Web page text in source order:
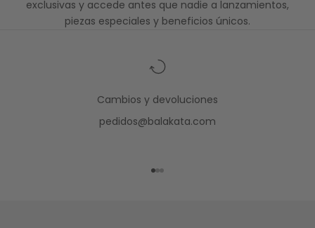
exclusivas y accede antes que nadie a lanzamientos,
piezas especiales y beneficios únicos.
Cambios y devoluciones
pedidos@balakata.com
Ir al artículo 1
Ir al artículo 2
Ir al artículo 3